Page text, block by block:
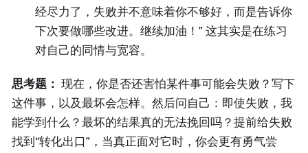
经尽力了，失败并不意味着你不够好，而是告诉你
下次要做哪些改进。继续加油！” 这其实是在练习
对自己的同情与宽容。
思考题： 现在，你是否还害怕某件事可能会失败？写下
这件事，以及最坏会怎样。然后问自己：即使失败，我
能学到什么？最坏的结果真的无法挽回吗？提前给失败
找到“转化出口”，当真正面对它时，你会更有勇气尝